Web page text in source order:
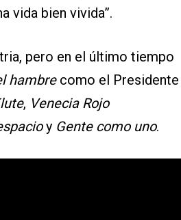
vida bien vivida”.
pero en el último tiempo
hambrecomo el Presidente
, Venecia Rojo
y Gente como uno.